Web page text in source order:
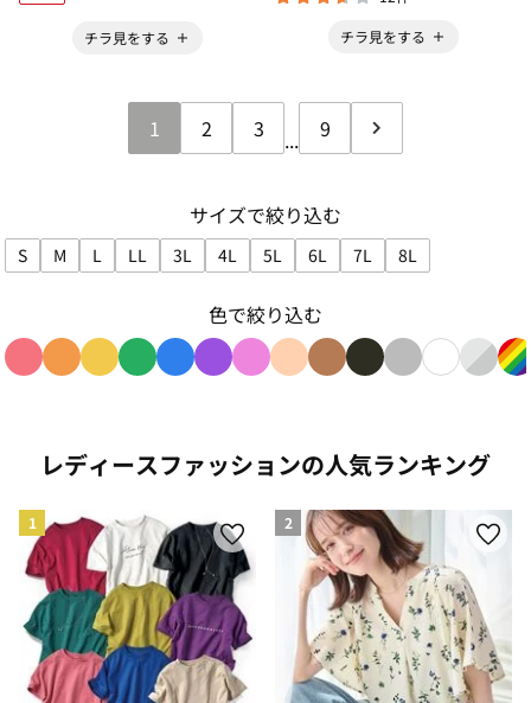
チラ見をする
チラ見をする
1 2 3 ... 9
サイズで絞り込む
S
サイズで絞り込み: S
M
サイズで絞り込み: M
L
サイズで絞り込み: L
LL
サイズで絞り込み: LL
3L
サイズで絞り込み: 3L
4L
サイズで絞り込み: 4L
5L
サイズで絞り込み: 5L
6L
サイズで絞り込み: 6L
7L
サイズで絞り込み: 7L
8L
サイズで絞り込
色で絞り込む
レディースファッションの人気ランキング
1 2